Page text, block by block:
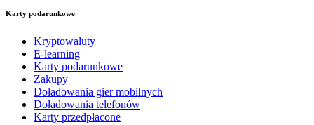
Karty podarunkowe
Kryptowaluty
E-learning
Karty podarunkowe
Zakupy
Doładowania gier mobilnych
Doładowania telefonów
Karty przedpłacone